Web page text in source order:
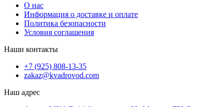
О нас
Информация о доставке и оплате
Политика безопасности
Условия соглашения
Наши контакты
+7 (925) 808-13-35
zakaz@kvadrovod.com
Наш адрес